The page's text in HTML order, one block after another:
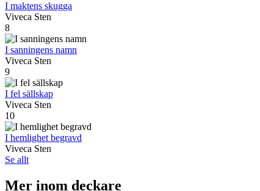
I maktens skugga
Viveca Sten
8
I sanningens namn
Viveca Sten
9
I fel sällskap
Viveca Sten
10
I hemlighet begravd
Viveca Sten
Se allt
Mer inom deckare